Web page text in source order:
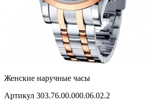
Женские наручные часы
Артикул 303.76.00.000.06.02.2